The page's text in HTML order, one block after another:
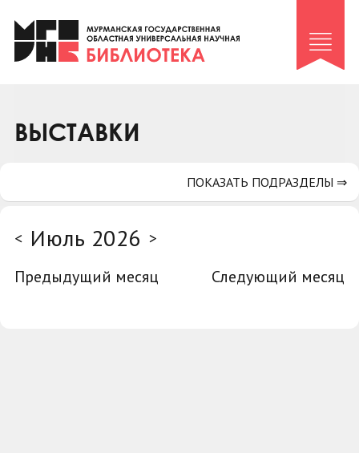
Клуб «Гиря и сельдерей»
Клуб «Семейный архив»
Коллегам
ВЫСТАВКИ
< Июль 2026 >
Предыдущий месяц
Следующий месяц
ПОКАЗАТЬ ПОДРАЗДЕЛЫ ⇒